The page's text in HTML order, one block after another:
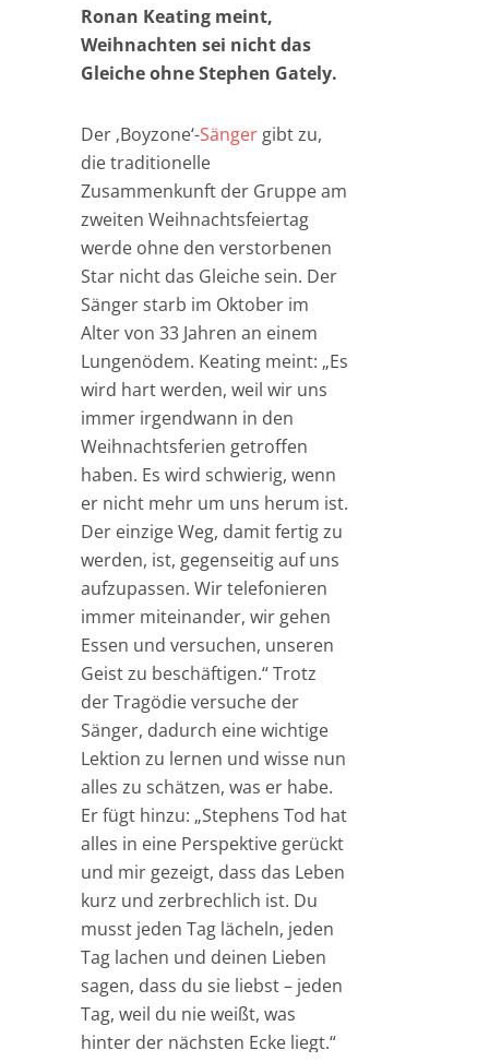
Ronan Keating meint,
Weihnachten sei nicht das
Gleiche ohne Stephen Gately.
Der ‚Boyzone‘-Sänger gibt zu,
die traditionelle
Zusammenkunft der Gruppe am
zweiten Weihnachtsfeiertag
werde ohne den verstorbenen
Star nicht das Gleiche sein. Der
Sänger starb im Oktober im
Alter von 33 Jahren an einem
Lungenödem. Keating meint: „Es
wird hart werden, weil wir uns
immer irgendwann in den
Weihnachtsferien getroffen
haben. Es wird schwierig, wenn
er nicht mehr um uns herum ist.
Der einzige Weg, damit fertig zu
werden, ist, gegenseitig auf uns
aufzupassen. Wir telefonieren
immer miteinander, wir gehen
Essen und versuchen, unseren
Geist zu beschäftigen.“ Trotz
der Tragödie versuche der
Sänger, dadurch eine wichtige
Lektion zu lernen und wisse nun
alles zu schätzen, was er habe.
Er fügt hinzu: „Stephens Tod hat
alles in eine Perspektive gerückt
und mir gezeigt, dass das Leben
kurz und zerbrechlich ist. Du
musst jeden Tag lächeln, jeden
Tag lachen und deinen Lieben
sagen, dass du sie liebst – jeden
Tag, weil du nie weißt, was
hinter der nächsten Ecke liegt.“